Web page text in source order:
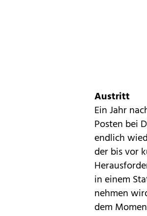
Austritt
Ein Jahr
Posten bei
endlich
der bis vor
in einem
nehmen
dem